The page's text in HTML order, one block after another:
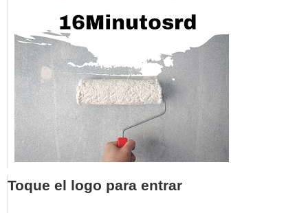
Toque el logo para entrar